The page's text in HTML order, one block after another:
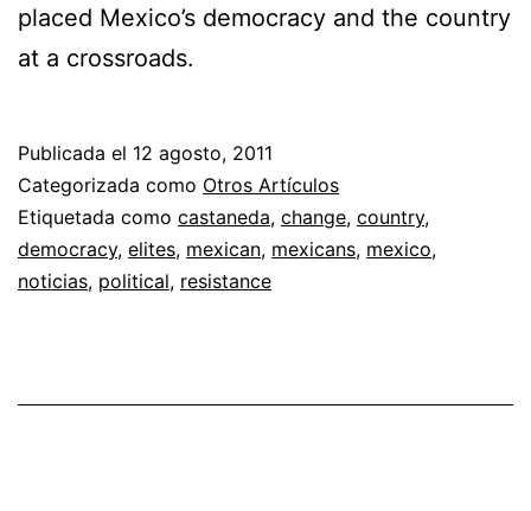
placed Mexico’s democracy and the country
at a crossroads.
Publicada el 12 agosto, 2011
Categorizada como Otros Artículos
Etiquetada como castaneda, change, country,
democracy, elites, mexican, mexicans, mexico,
noticias, political, resistance